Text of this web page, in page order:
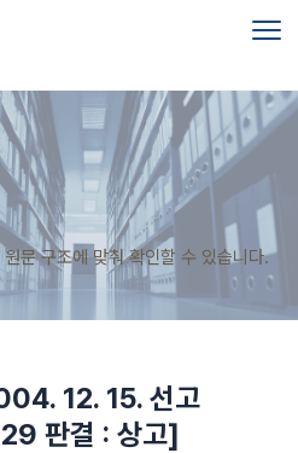
문 구조에 맞춰 확인할 수 있습니다.
12. 15. 선고
판결 : 상고]